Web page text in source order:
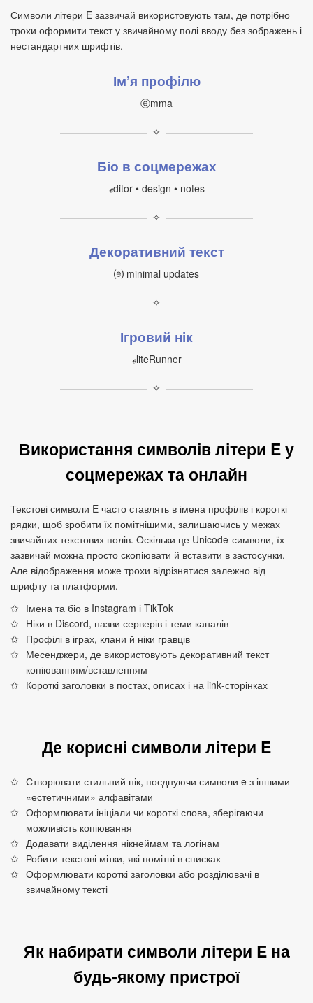
Символи літери E зазвичай використовують там, де потрібно
трохи оформити текст у звичайному полі вводу без зображень і
нестандартних шрифтів.
Ім’я профілю
ⓔmma
✧
Біо в соцмережах
ℯditor • design • notes
✧
Декоративний текст
⒠ minimal updates
✧
Ігровий нік
ℯliteRunner
✧
Використання символів літери E у
соцмережах та онлайн
Текстові символи E часто ставлять в імена профілів і короткі
рядки, щоб зробити їх помітнішими, залишаючись у межах
звичайних текстових полів. Оскільки це Unicode‑символи, їх
зазвичай можна просто скопіювати й вставити в застосунки.
Але відображення може трохи відрізнятися залежно від
шрифту та платформи.
Імена та біо в Instagram і TikTok
Ніки в Discord, назви серверів і теми каналів
Профілі в іграх, клани й ніки гравців
Месенджери, де використовують декоративний текст
копіюванням/вставленням
Короткі заголовки в постах, описах і на link‑сторінках
Де корисні символи літери E
Створювати стильний нік, поєднуючи символи e з іншими
«естетичними» алфавітами
Оформлювати ініціали чи короткі слова, зберігаючи
можливість копіювання
Додавати виділення нікнеймам та логінам
Робити текстові мітки, які помітні в списках
Оформлювати короткі заголовки або розділювачі в
звичайному тексті
Як набирати символи літери E на
будь‑якому пристрої